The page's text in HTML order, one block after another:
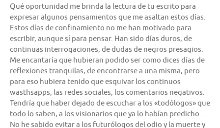
Qué oportunidad me brinda la lectura de tu escrito para
expresar algunos pensamientos que me asaltan estos días.
Estos días de confinamiento no me han motivado para
escribir, aunque sí para pensar. Han sido días duros, de
continuas interrogaciones, de dudas de negros presagios.
Me encantaría que hubieran podido ser como dices días de
reflexiones tranquilas, de encontrarse a una misma, pero
para eso hubiera tenido que esquivar los continuos
wasthsapps, las redes sociales, los comentarios negativos.
Tendría que haber dejado de escuchar a los «todólogos» que
todo lo saben, a los visionarios que ya lo habían predicho…
No he sabido evitar a los futurólogos del odio y la muerte y